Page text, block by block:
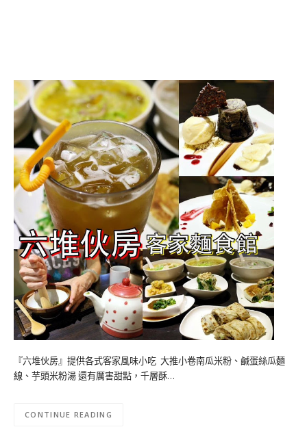
『六堆伙房』提供各式客家風味小吃 大推小卷南瓜米粉、鹹蛋絲瓜麵
線、芋頭米粉湯 還有厲害甜點，千層酥…
CONTINUE READING